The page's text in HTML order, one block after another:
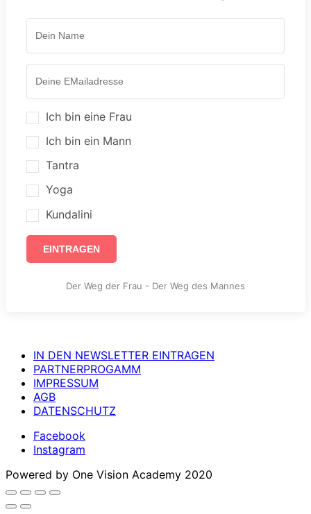
Ich bin eine Frau
Ich bin ein Mann
Tantra
Yoga
Kundalini
EINTRAGEN
Der Weg der Frau - Der Weg des Mannes
IN DEN NEWSLETTER EINTRAGEN
PARTNERPROGAMM
IMPRESSUM
AGB
DATENSCHUTZ
Facebook
Instagram
Powered by One Vision Academy 2020